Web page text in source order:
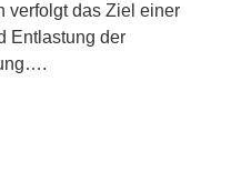
verfolgt das Ziel einer
Entlastung der